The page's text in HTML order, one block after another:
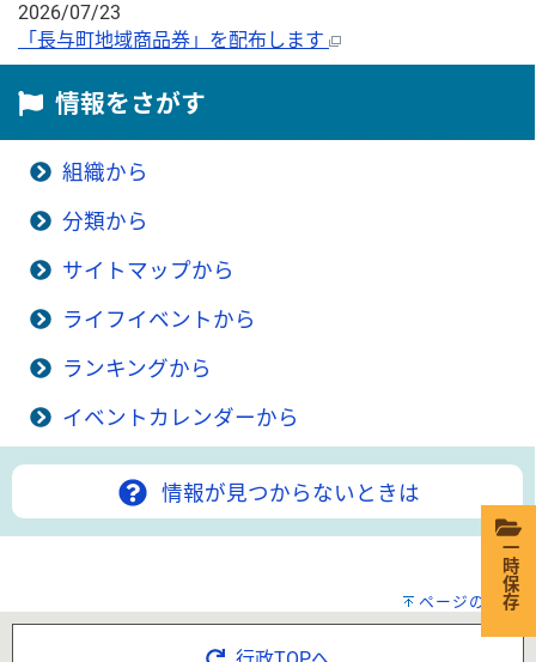
2026/07/23
「長与町地域商品券」を配布します
情報をさがす
組織から
分類から
サイトマップから
ライフイベントから
ランキングから
イベントカレンダーから
情報が見つからないときは
ページの先頭へ
一時保存